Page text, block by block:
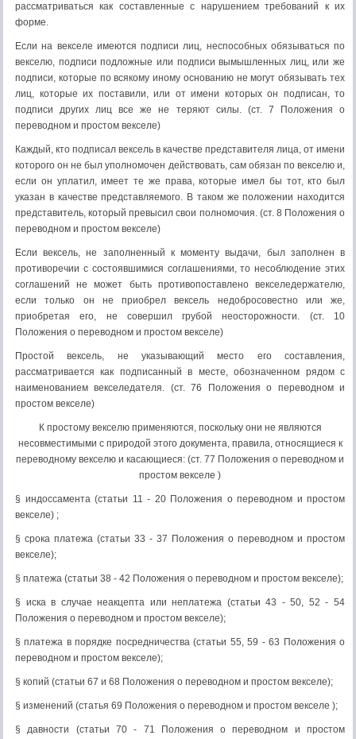
рассматриваться как составленные с нарушением требований к их
форме.
Если на векселе имеются подписи лиц, неспособных обязываться по
векселю, подписи подложные или подписи вымышленных лиц, или же
подписи, которые по всякому иному основанию не могут обязывать тех
лиц, которые их поставили, или от имени которых он подписан, то
подписи других лиц все же не теряют силы. (ст. 7 Положения о
переводном и простом векселе)
Каждый, кто подписал вексель в качестве представителя лица, от имени
которого он не был уполномочен действовать, сам обязан по векселю и,
если он уплатил, имеет те же права, которые имел бы тот, кто был
указан в качестве представляемого. В таком же положении находится
представитель, который превысил свои полномочия. (ст. 8 Положения о
переводном и простом векселе)
Если вексель, не заполненный к моменту выдачи, был заполнен в
противоречии с состоявшимися соглашениями, то несоблюдение этих
соглашений не может быть противопоставлено векселедержателю,
если только он не приобрел вексель недобросовестно или же,
приобретая его, не совершил грубой неосторожности. (ст. 10
Положения о переводном и простом векселе)
Простой вексель, не указывающий место его составления,
рассматривается как подписанный в месте, обозначенном рядом с
наименованием векселедателя. (ст. 76 Положения о переводном и
простом векселе)
К простому векселю применяются, поскольку они не являются
несовместимыми с природой этого документа, правила, относящиеся к
переводному векселю и касающиеся: (ст. 77 Положения о переводном и
простом векселе )
§ индоссамента (статьи 11 - 20 Положения о переводном и простом
векселе) ;
§ срока платежа (статьи 33 - 37 Положения о переводном и простом
векселе);
§ платежа (статьи 38 - 42 Положения о переводном и простом векселе);
§ иска в случае неакцепта или неплатежа (статьи 43 - 50, 52 - 54
Положения о переводном и простом векселе);
§ платежа в порядке посредничества (статьи 55, 59 - 63 Положения о
переводном и простом векселе);
§ копий (статьи 67 и 68 Положения о переводном и простом векселе);
§ изменений (статья 69 Положения о переводном и простом векселе );
§ давности (статьи 70 - 71 Положения о переводном и простом